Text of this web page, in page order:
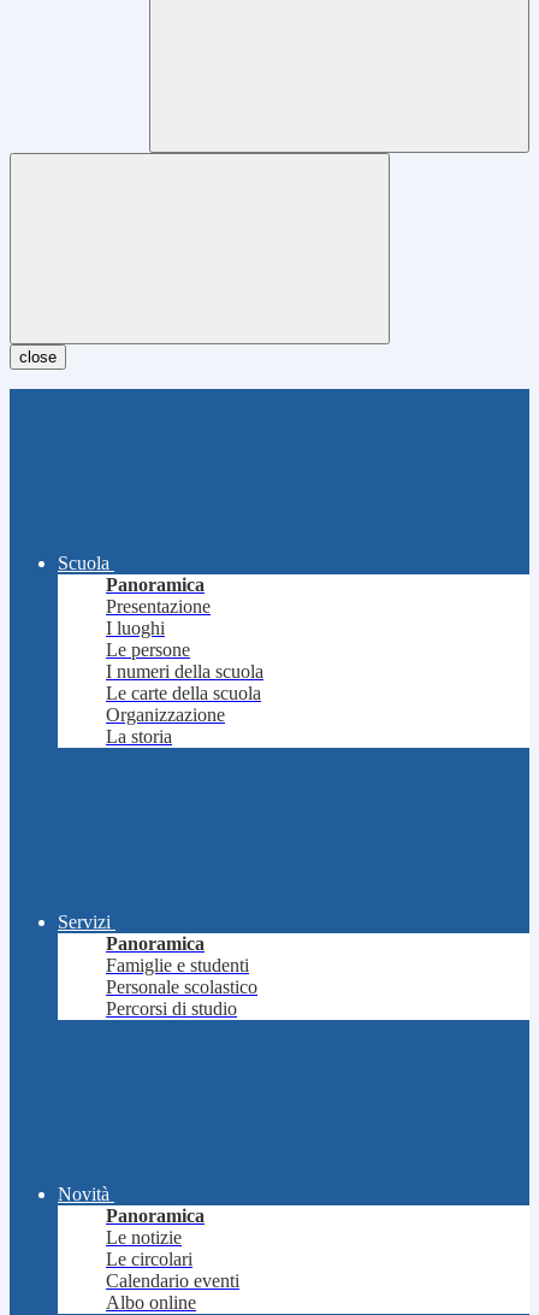
close
Scuola
Panoramica
Presentazione
I luoghi
Le persone
I numeri della scuola
Le carte della scuola
Organizzazione
La storia
Servizi
Panoramica
Famiglie e studenti
Personale scolastico
Percorsi di studio
Novità
Panoramica
Le notizie
Le circolari
Calendario eventi
Albo online